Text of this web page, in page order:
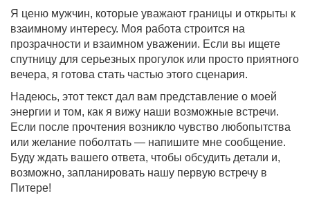
Я ценю мужчин, которые уважают границы и открыты к
взаимному интересу. Моя работа строится на
прозрачности и взаимном уважении. Если вы ищете
спутницу для серьезных прогулок или просто приятного
вечера, я готова стать частью этого сценария.
Надеюсь, этот текст дал вам представление о моей
энергии и том, как я вижу наши возможные встречи.
Если после прочтения возникло чувство любопытства
или желание поболтать — напишите мне сообщение.
Буду ждать вашего ответа, чтобы обсудить детали и,
возможно, запланировать нашу первую встречу в
Питере!